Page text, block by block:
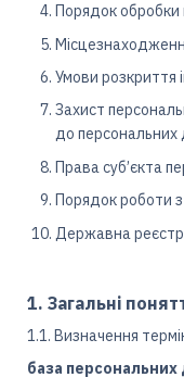
Порядок обробки
Умови розкриття
Захист
до персональних
Права суб’єкта
Порядок роботи
Державна
1. Загальні
1.1. Визначення
база персональних